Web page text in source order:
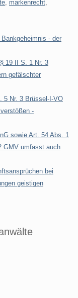
markenrecht
- der
19 II S. 1 Nr. 3
gefälschter
5 Nr. 3 Brüssel-I-VO
-
sowie Art. 54 Abs. 1
GMV umfasst auch
bei
geistigen